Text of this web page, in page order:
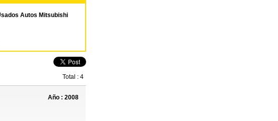
Autos Mitsubishi
Total : 4
Año : 2008